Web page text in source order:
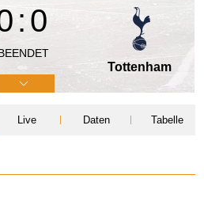
Tottenham
Live Daten Tabelle